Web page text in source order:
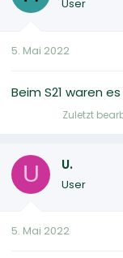
User
5. Mai 2022
Beim S21 waren
Zuletzt
U U.
User
5. Mai 2022